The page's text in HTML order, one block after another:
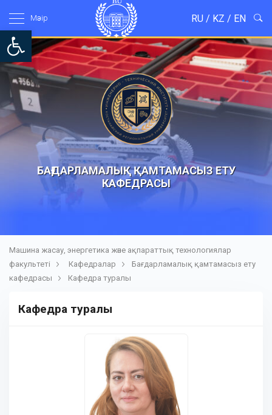
Open toolbar
Мәзір RU / KZ / EN
БАҒДАРЛАМАЛЫҚ ҚАМТАМАСЫЗ ЕТУ
КАФЕДРАСЫ
Машина жасау, энергетика және ақпараттық технологиялар
факультеті
Кафедралар
Бағдарламалық қамтамасыз ету
кафедрасы
Кафедра туралы
Кафедра туралы